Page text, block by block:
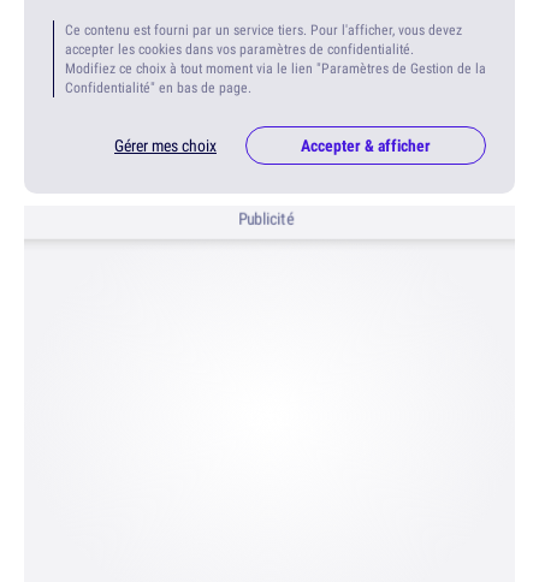
Ce contenu est fourni par un service tiers. Pour l'afficher, vous devez
accepter les cookies dans vos paramètres de confidentialité.
Modifiez ce choix à tout moment via le lien "Paramètres de Gestion de la
Confidentialité" en bas de page.
Gérer mes choix Accepter & afficher
Publicité